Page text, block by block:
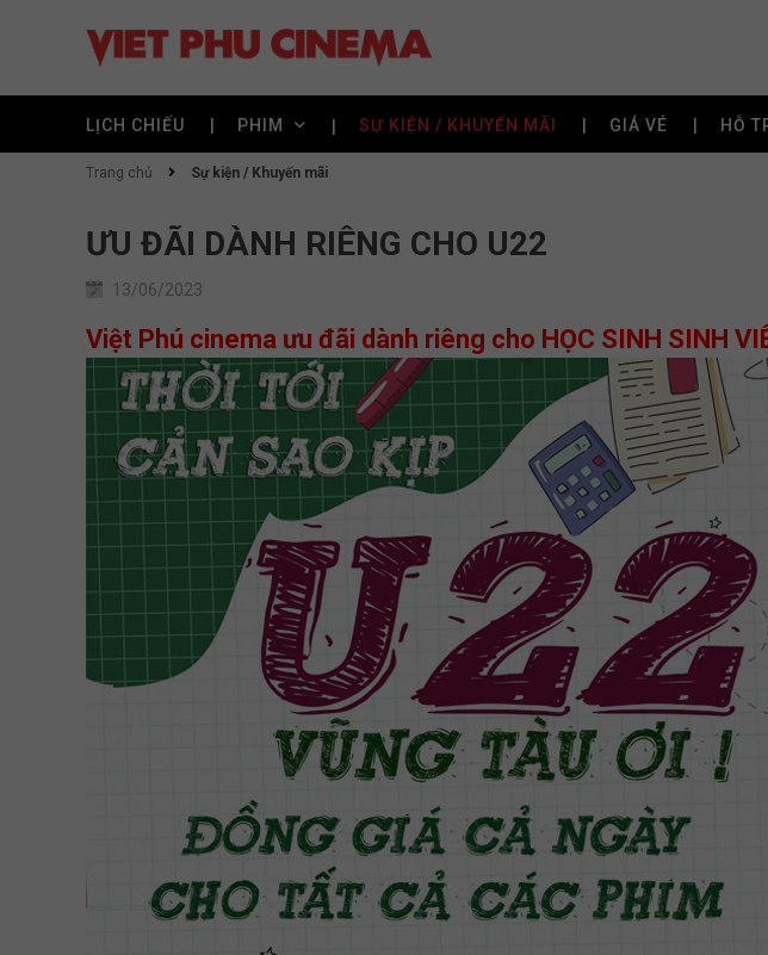
LỊCH CHIẾU PHIM SỰ KIỆN / KHUYẾN MÃI GIÁ VÉ HỖ
Trang chủ Sự kiện / Khuyến mãi
ƯU ĐÃI DÀNH RIÊNG CHO U22
13/06/2023
Việt Phú cinema ưu đãi dành riêng cho HỌC SINH SINH